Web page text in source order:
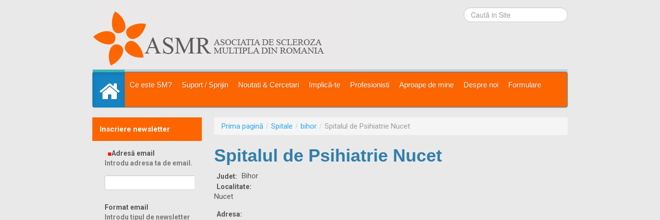
conţinut
Sari la
navigare
Secţiuni
Ce este SM? Suport / Sprijin Noutati & Cercetari Implică-te Profesionisti Aproape de mine Despre noi Formulare
Inscriere newsletter
Adresă email
Introdu adresa ta de email.
Format email
Introdu tipul de newsletter
Prima pagină / Spitale / bihor / Spitalul de Psihiatrie Nucet
Spitalul de Psihiatrie Nucet
Judet: Bihor
Localitate:
Nucet
Adresa: